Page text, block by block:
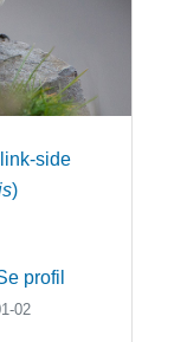
side
)
profil
02